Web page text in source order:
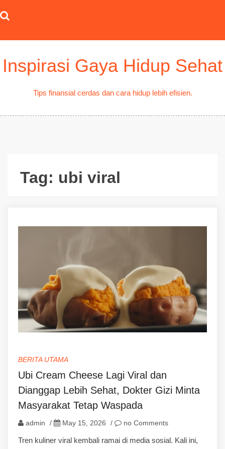
to
Inspirasi Gaya Hidup Sehat
Tips finansial cerdas dan cara hidup lebih efisien.
Tag: ubi viral
BERITA UTAMA
Ubi Cream Cheese Lagi Viral dan
Dianggap Lebih Sehat, Dokter Gizi Minta
Masyarakat Tetap Waspada
admin / May 15, 2026 / no Comments
Tren kuliner viral kembali ramai di media sosial. Kali ini,